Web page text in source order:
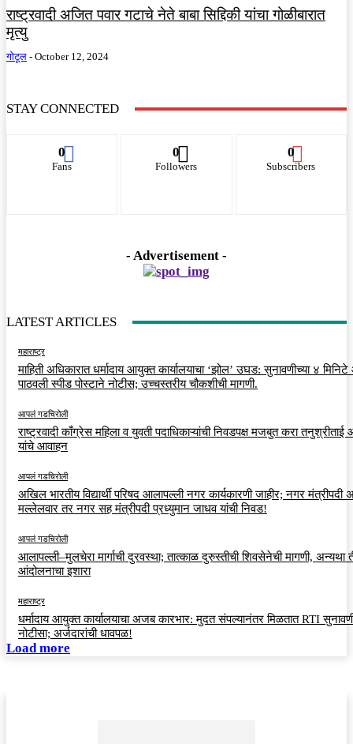
राष्ट्रवादी अजित पवार गटाचे नेते बाबा सिद्दिकी यांचा गोळीबारात
मृत्यु
गोटूल - October 12, 2024
STAY CONNECTED
0
Fans
0
Followers
0
Subscribers
- Advertisement -
LATEST ARTICLES
महाराष्ट्र
माहिती अधिकारात धर्मादाय आयुक्त कार्यालयाचा ‘झोल’ उघड: सुनावणीच्या ४
पाठवली स्पीड पोस्टाने नोटीस; उच्चस्तरीय चौकशीची मागणी.
आपलं गडचिरोली
राष्ट्रवादी काँग्रेस महिला व युवती पदाधिकाऱ्यांची निवडपक्ष मजबुत करा तनुश्रीताई
यांचे आवाहन
आपलं गडचिरोली
अखिल भारतीय विद्यार्थी परिषद आलापल्ली नगर कार्यकारणी जाहीर; नगर मंत्रीपदी
मल्लेलवार तर नगर सह मंत्रीपदी प्रध्युमान जाधव यांची निवड!
आपलं गडचिरोली
आलापल्ली–मुलचेरा मार्गाची दुरवस्था; तात्काळ दुरुस्तीची शिवसेनेची मागणी, अन्यथा
आंदोलनाचा इशारा
महाराष्ट्र
धर्मादाय आयुक्त कार्यालयाचा अजब कारभार: मुदत संपल्यानंतर मिळतात RTI
नोटीसा; अर्जदारांची धावपळ!
Load more